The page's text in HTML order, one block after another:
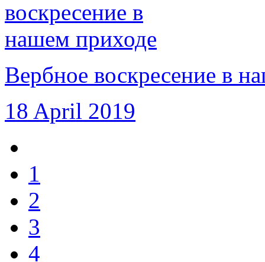
Вербное воскресение в
18 April 2019
1
2
3
4